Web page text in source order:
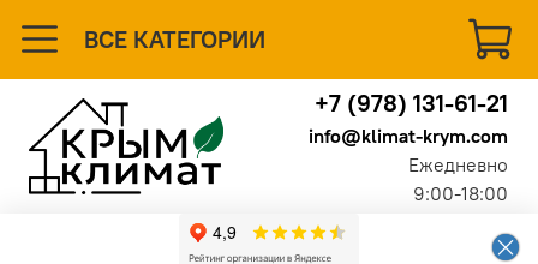
ВСЕ КАТЕГОРИИ
+7 (978) 131-61-21
info@klimat-krym.com
Ежедневно
9:00-18:00